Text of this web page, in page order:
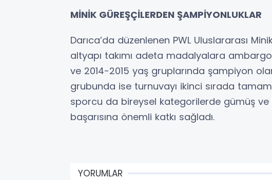
MİNİK GÜREŞÇİLERDEN ŞAMPİYONLUKLAR
Darıca’da düzenlenen PWL Uluslararası
altyapı takımı adeta madalyalara
ve 2014-2015 yaş gruplarında şampiyon
grubunda ise turnuvayı ikinci sırada
sporcu da bireysel kategorilerde gümüş ve
başarısına önemli katkı sağladı.
YORUMLAR